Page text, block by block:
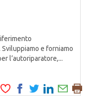
e forniamo
l’autoriparatore,...